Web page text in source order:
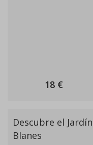
18 €
Descubre el
Blanes